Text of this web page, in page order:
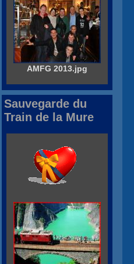
AMFG 2013.jpg
Sauvegarde du
Train de la Mure